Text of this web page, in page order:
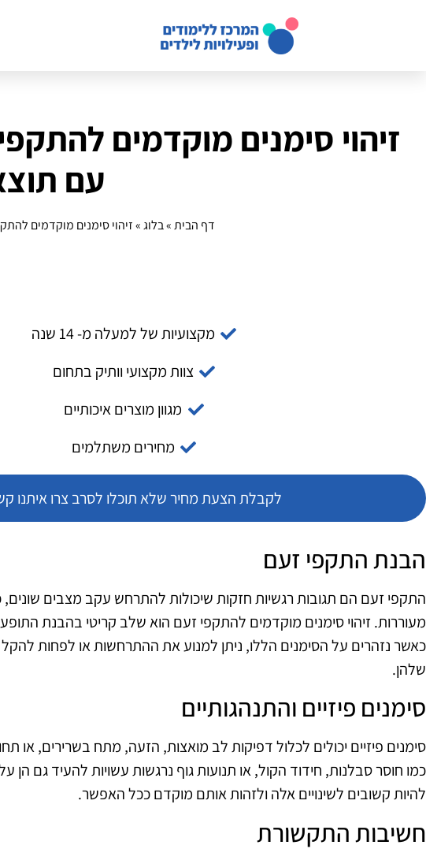
זיהוי סימנים מוקדמים
עם
דף הבית»בלוג»זיהוי סימנים מוקדמים
מקצועיות של למעלה מ- 14 שנה
צוות מקצועי וותיק בתחום
מגוון מוצרים איכותיים
מחירים משתלמים
לקבלת הצעת מחיר שלא תוכלו לסרב צרו איתנו
הבנת התקפי זעם
התקפי זעם הם תגובות רגשיות חזקות שיכולות להתרחש עקב מצבים שונים,
מעוררות. זיהוי סימנים מוקדמים להתקפי זעם הוא שלב קריטי בהבנת
כאשר נזהרים על הסימנים הללו, ניתן למנוע את ההתרחשות או לפחות
שלהן.
סימנים פיזיים והתנהגותיים
סימנים פיזיים יכולים לכלול דפיקות לב מואצות, הזעה, מתח בשרירים, או
כמו חוסר סבלנות, חידוד הקול, או תנועות גוף נרגשות עשויות להעיד גם
להיות קשובים לשינויים אלה ולזהות אותם מוקדם ככל האפשר.
חשיבות התקשורת